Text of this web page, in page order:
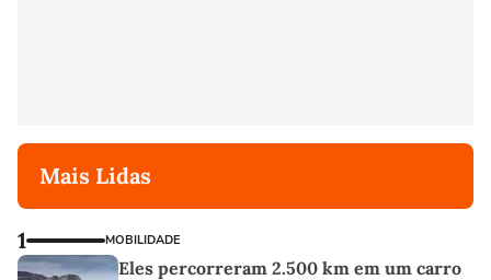
Mais Lidas
1 MOBILIDADE
Eles percorreram 2.500 km em um carro